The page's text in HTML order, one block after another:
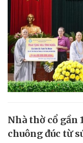
Nhà thờ cổ gần
chuông đúc từ